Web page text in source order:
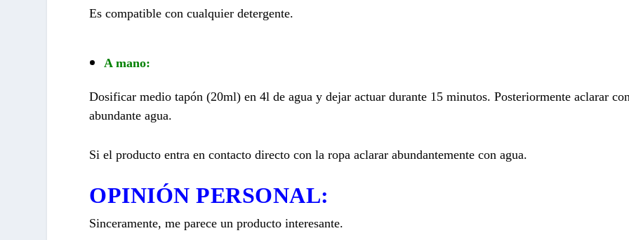
Es compatible con cualquier detergente.
A mano:
Dosificar medio tapón (20ml) en 4l de agua y dejar actuar durante 15 minutos. Posteriormente aclarar
abundante agua.
Si el producto entra en contacto directo con la ropa aclarar abundantemente con agua.
OPINIÓN PERSONAL:
Sinceramente, me parece un producto interesante.